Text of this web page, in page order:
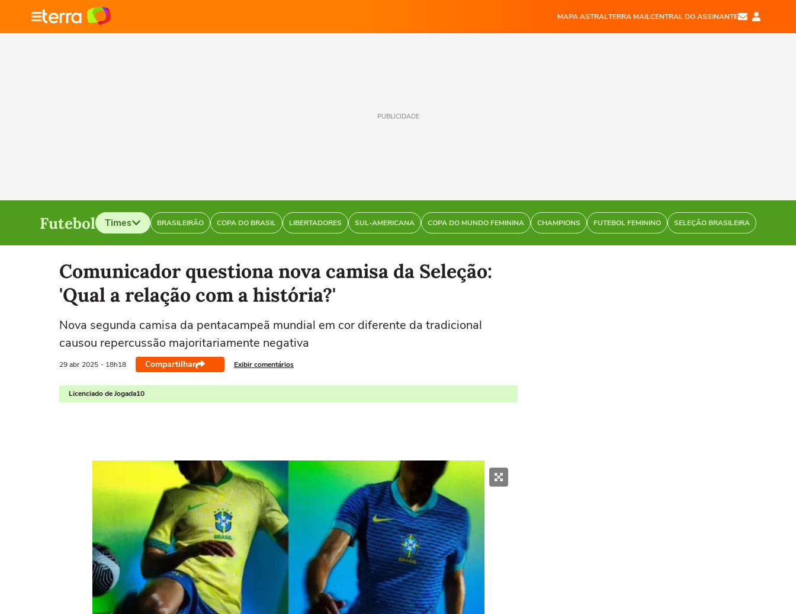
MAPA ASTRALTERRA MAILCENTRAL DO ASSINANTE
PUBLICIDADE
Futebol Times BRASILEIRÃO COPA DO BRASIL LIBERTADORES SUL-AMERICANA COPA DO MUNDO FEMININA CHAMPIONS FUTEBOL FEMININO SELEÇÃO BRASILEIRA
Selecione o time para ver as notícias
Comunicador questiona nova camisa da Seleção:
'Qual a relação com a história?'
Nova segunda camisa da pentacampeã mundial em cor diferente da tradicional
causou repercussão majoritariamente negativa
29 abr 2025 - 18h18 Compartilhar Exibir comentários
Licenciado de Jogada10